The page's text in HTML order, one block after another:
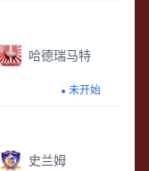
哈德瑞马特
未开始
史兰姆